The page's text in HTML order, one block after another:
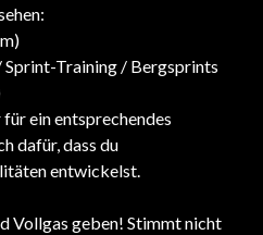
Training / Bergsprints
ein entsprechendes
dafür, dass du
entwickelst.
Vollgas geben! Stimmt nicht